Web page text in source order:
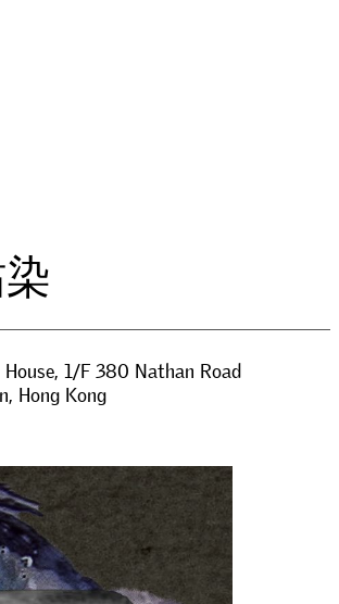
染
House, 1/F 380 Nathan Road
, Hong Kong